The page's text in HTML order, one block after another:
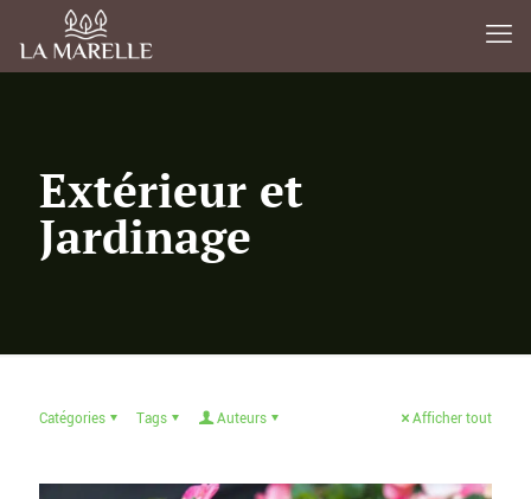
Extérieur et
Jardinage
Catégories Tags Auteurs Afficher tout